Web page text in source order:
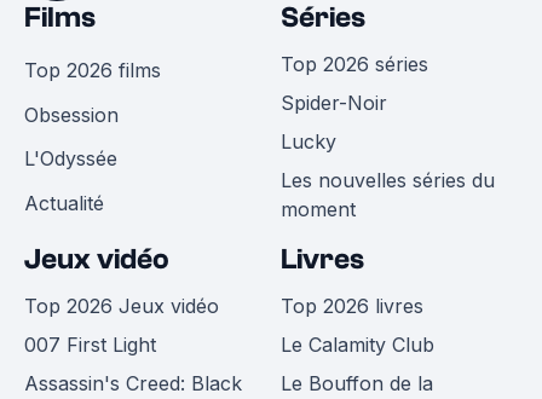
Films
Top 2026 films
Obsession
L'Odyssée
Actualité
Séries
Top 2026 séries
Spider-Noir
Lucky
Les nouvelles séries du
moment
Jeux vidéo
Top 2026 Jeux vidéo
007 First Light
Assassin's Creed: Black
Livres
Top 2026 livres
Le Calamity Club
Le Bouffon de la